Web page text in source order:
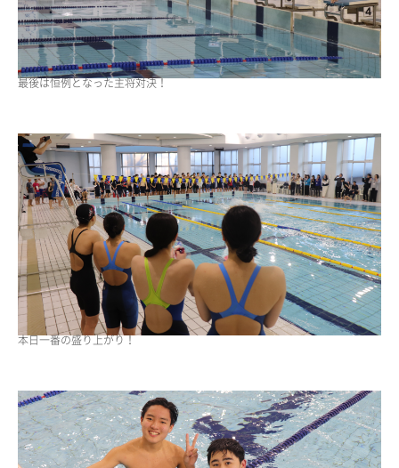
最後は恒例となった主将対決！
本日一番の盛り上がり！